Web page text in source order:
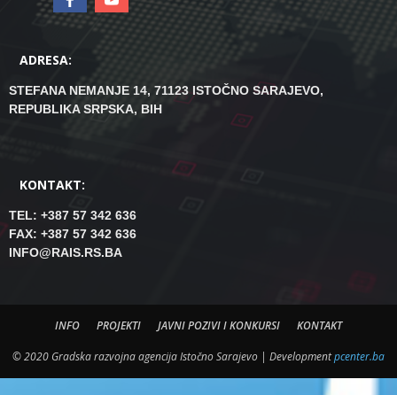
ADRESA:
STEFANA NEMANJE 14, 71123 ISTOČNO SARAJEVO,
REPUBLIKA SRPSKA, BIH
KONTAKT:
TEL: +387 57 342 636
FAX: +387 57 342 636
INFO@RAIS.RS.BA
INFO PROJEKTI JAVNI POZIVI I KONKURSI KONTAKT
© 2020 Gradska razvojna agencija Istočno Sarajevo | Developmentpcenter.ba